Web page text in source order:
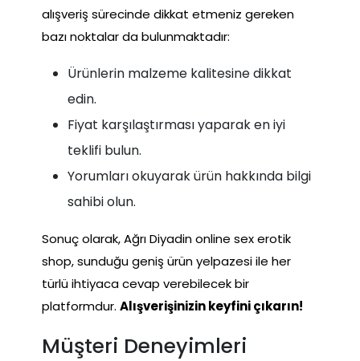
alışveriş sürecinde dikkat etmeniz gereken
bazı noktalar da bulunmaktadır:
Ürünlerin malzeme kalitesine dikkat
edin.
Fiyat karşılaştırması yaparak en iyi
teklifi bulun.
Yorumları okuyarak ürün hakkında bilgi
sahibi olun.
Sonuç olarak, Ağrı Diyadin online sex erotik
shop, sunduğu geniş ürün yelpazesi ile her
türlü ihtiyaca cevap verebilecek bir
platformdur. Alışverişinizin keyfini çıkarın!
Müşteri Deneyimleri